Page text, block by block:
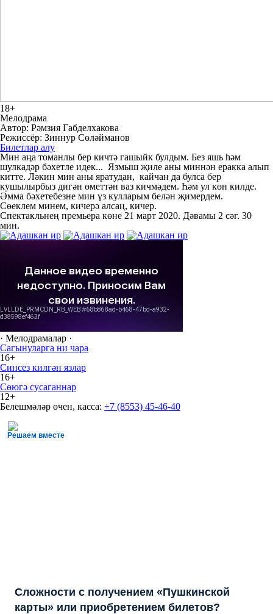
18+
Мелодрама
Автор: Рәмзия Габделхакова
Режиссёр: Зиннур Сөләйманов
Билетлар алу
Мин аңа томанлы бер кичтә гашыйк булдым. Без яшь һәм
шулкадәр бәхетле идек... Язмыш җиле аны миннән еракка алып
китте. Ләкин мин аны яратудан, кайчан да булса бер
кушылырбыз дигән өметтән ваз кичмәдем. Һәм ул көн килде.
Әмма бәхетебезне мин үз кулларым белән җимердем.
Сөеклем минем, кичерә алсаң, кичер.
Спектакльнең премьера көне 21 март 2020. Дәвамы 2 сәг. 30
мин.
· Мелодрамалар ·
Сагынуларга ни чара
16+
Синсез килгән язлар
16+
Сөюгә сусаганнар
12+
Белешмәләр өчен, касса: +7 (8553) 45-46-40
Решаем вместе
Сложности с получением «Пушкинской
карты» или приобретением билетов?